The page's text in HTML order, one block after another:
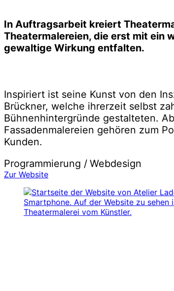
In Auftragsarbeit kreiert
Theatermalereien, die erst mit ein
gewaltige Wirkung entfalten.
Inspiriert ist seine Kunst von den
Brückner, welche ihrerzeit selbst
Bühnenhintergründe gestalteten.
Fassadenmalereien gehören zum
Kunden.
Programmierung / Webdesign
Zur Website